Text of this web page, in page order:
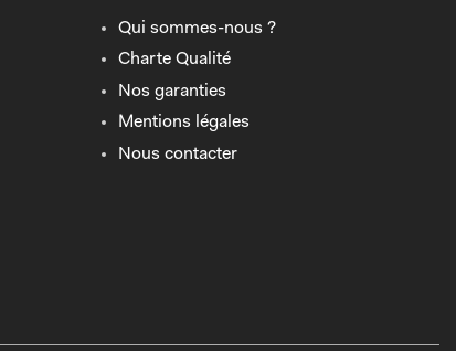
Qui sommes-nous ?
Charte Qualité
Nos garanties
Mentions légales
Nous contacter